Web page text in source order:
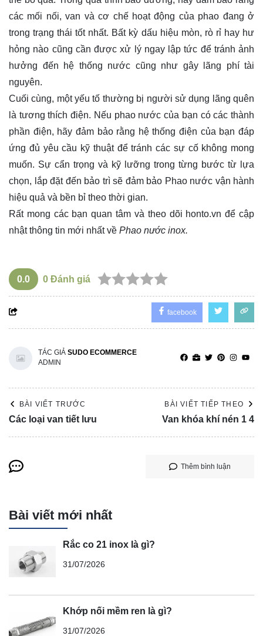
các mối nối, van và cơ chế hoạt động của phao đang ở
trong trạng thái tốt nhất. Bất kỳ dấu hiệu mòn, rò rỉ hay hư
hỏng nào cũng cần được xử lý ngay lập tức để tránh ảnh
hưởng đến hệ thống nước cũng như gây lãng phí tài
nguyên.
Cuối cùng, một yếu tố thường bị người sử dụng lãng quên
là tương thích điện. Nếu phao nước của bạn có các thành
phần điện, hãy đảm bảo rằng hệ thống điện của bạn đáp
ứng đủ yêu cầu kỹ thuật để tránh các sự cố không mong
muốn. Sự cẩn trọng và kỹ lưỡng trong từng bước từ lựa
chọn, lắp đặt đến bảo trì sẽ đảm bảo Phao nước vận hành
hiệu quả và bền bỉ theo thời gian.
Rất mong các bạn quan tâm và theo dõi honto.vn để cập
nhật thông tin mới nhất về Phao nước inox.
0.0 0 Đánh giá
facebook
TÁC GIẢ SUDO ECOMMERCE
ADMIN
BÀI VIẾT TRƯỚC
Các loại van tiết lưu
BÀI VIẾT TIẾP THEO
Van khóa khí nén 1 4
Thêm bình luận
Bài viết mới nhất
Rắc co 21 inox là gì?
31/07/2026
Khớp nối mềm ren là gì?
31/07/2026